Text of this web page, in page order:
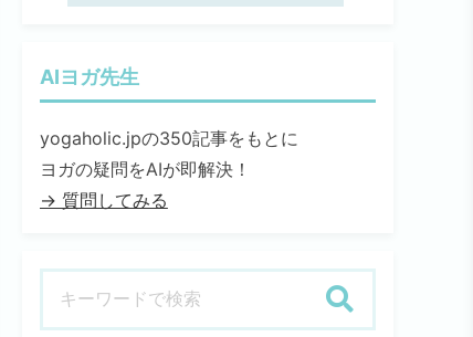
AIヨガ先生
yogaholic.jpの350記事をもとに
ヨガの疑問をAIが即解決！
→ 質問してみる